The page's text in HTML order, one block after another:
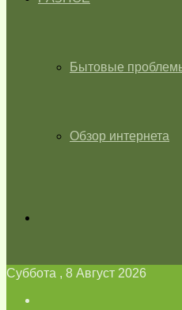
Бытовые
Обзор интернета
Суббота , 8 Август 2026